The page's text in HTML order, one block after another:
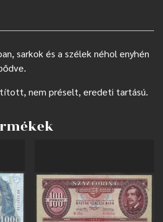
sarkok és a szélek néhol enyhén
nem préselt, eredeti tartású.